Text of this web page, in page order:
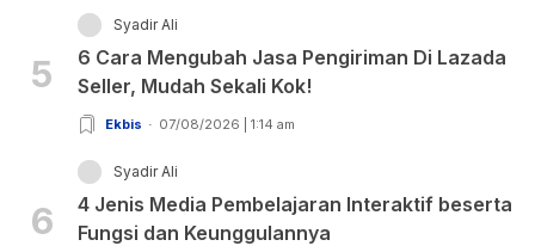
5
Syadir Ali
6 Cara Mengubah Jasa Pengiriman Di Lazada
Seller, Mudah Sekali Kok!
Ekbis 07/08/2026 | 1:14 am
6
Syadir Ali
4 Jenis Media Pembelajaran Interaktif beserta
Fungsi dan Keunggulannya